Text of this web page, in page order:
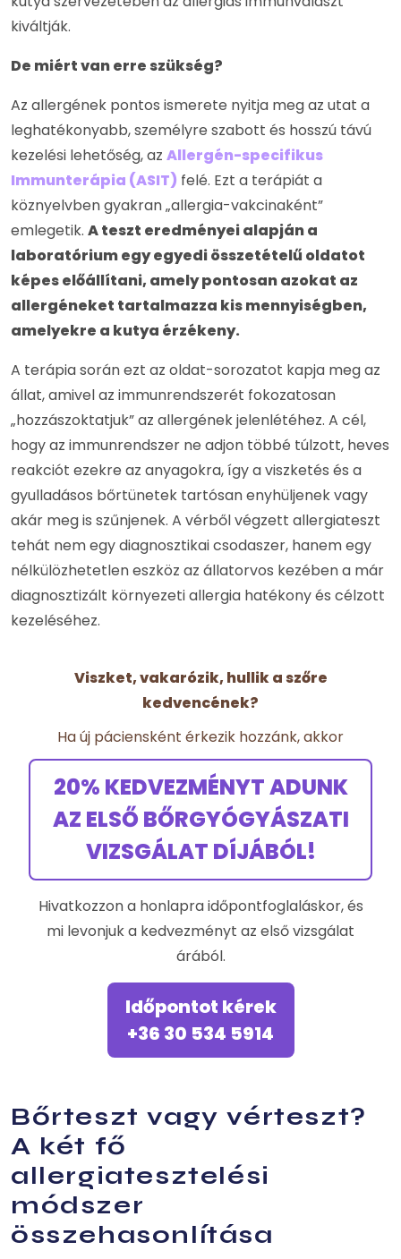
kiváltják.
De miért van erre szükség?
Az allergének pontos ismerete nyitja meg az utat a
leghatékonyabb, személyre szabott és hosszú távú
kezelési lehetőség, az Allergén-specifikus
Immunterápia (ASIT) felé. Ezt a terápiát a
köznyelvben gyakran „allergia-vakcinaként”
emlegetik. A teszt eredményei alapján a
laboratórium egy egyedi összetételű oldatot
képes előállítani, amely pontosan azokat az
allergéneket tartalmazza kis mennyiségben,
amelyekre a kutya érzékeny.
A terápia során ezt az oldat-sorozatot kapja meg az
állat, amivel az immunrendszerét fokozatosan
„hozzászoktatjuk” az allergének jelenlétéhez. A cél,
hogy az immunrendszer ne adjon többé túlzott, heves
reakciót ezekre az anyagokra, így a viszketés és a
gyulladásos bőrtünetek tartósan enyhüljenek vagy
akár meg is szűnjenek. A vérből végzett allergiateszt
tehát nem egy diagnosztikai csodaszer, hanem egy
nélkülözhetetlen eszköz az állatorvos kezében a már
diagnosztizált környezeti allergia hatékony és célzott
kezeléséhez.
Viszket, vakarózik, hullik a szőre
kedvencének?
Ha új páciensként érkezik hozzánk, akkor
20% KEDVEZMÉNYT ADUNK
AZ ELSŐ BŐRGYÓGYÁSZATI
VIZSGÁLAT DÍJÁBÓL!
Hivatkozzon a honlapra időpontfoglaláskor, és
mi levonjuk a kedvezményt az első vizsgálat
árából.
Időpontot kérek
+36 30 534 5914
Bőrteszt vagy vérteszt?
A két fő
allergiatesztelési
módszer
összehasonlítása